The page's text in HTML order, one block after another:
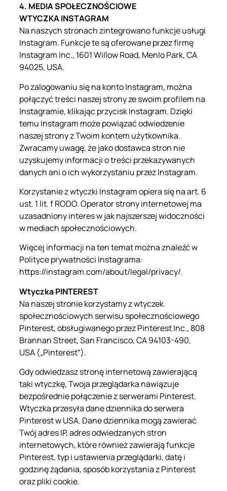
4. MEDIA SPOŁECZNOŚCIOWE
WTYCZKA INSTAGRAM
Na naszych stronach zintegrowano funkcje usługi
Instagram. Funkcje te są oferowane przez firmę
Instagram Inc., 1601 Willow Road, Menlo Park, CA
94025, USA.
Po zalogowaniu się na konto Instagram, można
połączyć treści naszej strony ze swoim profilem na
Instagramie, klikając przycisk Instagram. Dzięki
temu Instagram może powiązać odwiedzenie
naszej strony z Twoim kontem użytkownika.
Zwracamy uwagę, że jako dostawca stron nie
uzyskujemy informacji o treści przekazywanych
danych ani o ich wykorzystaniu przez Instagram.
Korzystanie z wtyczki Instagram opiera się na art. 6
ust. 1 lit. f RODO. Operator strony internetowej ma
uzasadniony interes w jak najszerszej widoczności
w mediach społecznościowych.
Więcej informacji na ten temat można znaleźć w
Polityce prywatności Instagrama:
https://instagram.com/about/legal/privacy/.
Wtyczka PINTEREST
Na naszej stronie korzystamy z wtyczek
społecznościowych serwisu społecznościowego
Pinterest, obsługiwanego przez Pinterest Inc., 808
Brannan Street, San Francisco, CA 94103-490,
USA („Pinterest“).
Gdy odwiedzasz stronę internetową zawierającą
taki wtyczkę, Twoja przeglądarka nawiązuje
bezpośrednie połączenie z serwerami Pinterest.
Wtyczka przesyła dane dziennika do serwera
Pinterest w USA. Dane dziennika mogą zawierać
Twój adres IP, adres odwiedzanych stron
internetowych, które również zawierają funkcje
Pinterest, typ i ustawienia przeglądarki, datę i
godzinę żądania, sposób korzystania z Pinterest
oraz pliki cookie.